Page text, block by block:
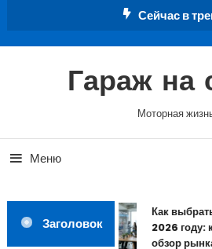
Сейчас в
Гараж на
Моторная
Меню
Заголовок
Как
2026 году:
обзор рынка